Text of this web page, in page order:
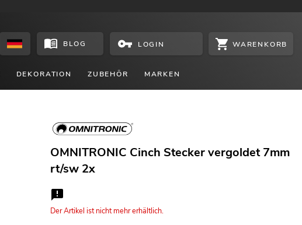
BLOG LOGIN WARENKORB
DEKORATION ZUBEHÖR MARKEN
OMNITRONIC Cinch Stecker vergoldet 7mm
rt/sw 2x
Der Artikel ist nicht mehr erhältlich.